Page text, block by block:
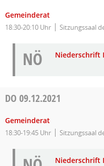
Gemeinderat
18:30-20:10 Uhr Sitzungssaal
NÖ Niederschrift
DO 09.12.2021
Gemeinderat
18:30-19:45 Uhr Sitzungssaal
Niederschrift